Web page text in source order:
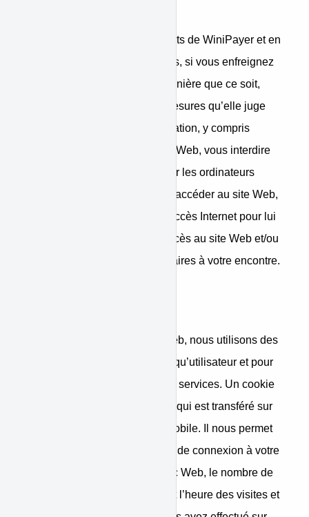
Sans préjudice des autres droits de WiniPayer et en
vertu des présentes Conditions, si vous enfreignez
ces Conditions de quelque manière que ce soit,
WiniPayer peut prendre les mesures qu’elle juge
appropriées pour traiter la violation, y compris
suspendre votre accès au site Web, vous interdire
d’accéder au site Web, bloquer les ordinateurs
utilisant votre adresse IP pour accéder au site Web,
contacter votre fournisseur d’accès Internet pour lui
demander de bloquer votre accès au site Web et/ou
engager des poursuites judiciaires à votre encontre.
Comme de nombreux sites Web, nous utilisons des
cookies pour identifier en tant qu’utilisateur et pour
personnaliser et améliorer nos services. Un cookie
est un petit fichier de données qui est transféré sur
votre ordinateur ou appareil mobile. Il nous permet
de mémoriser les informations de connexion à votre
compte, les adresse IP, le trafic Web, le nombre de
fois que vous visitez, la date et l’heure des visites et